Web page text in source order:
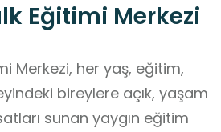
Eğitimi Merkezi
Merkezi, her yaş, eğitim,
bireylere açık, yaşam
sunan yaygın eğitim